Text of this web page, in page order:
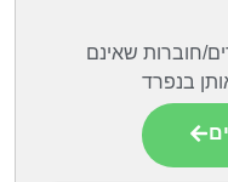
חוברות שאינם
בנפרד